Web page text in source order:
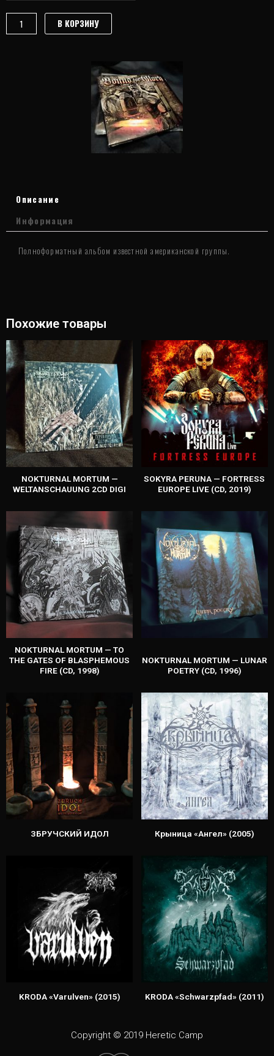
Количество
товара
В КОРЗИНУ
Описание
Информация
Полноформатный альбом известной американской группы.
Похожие товары
NOKTURNAL MORTUM —
WELTANSCHAUUNG 2CD DIGI
SOKYRA PERUNA — FORTRESS
EUROPE LIVE (CD, 2019)
NOKTURNAL MORTUM — TO
THE GATES OF BLASPHEMOUS
FIRE (CD, 1998)
NOKTURNAL MORTUM — LUNAR
POETRY (CD, 1996)
ЗБРУЧСКИЙ ИДОЛ Крыница «Ангел» (2005)
KRODA «Varulven» (2015) KRODA «Schwarzpfad» (2011)
Copyright © 2019 Heretic Camp